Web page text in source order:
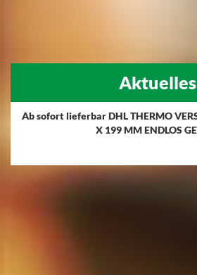
Aktuelles
Ab sofort lieferbar DHL THERMO
X 199 MM ENDLOS